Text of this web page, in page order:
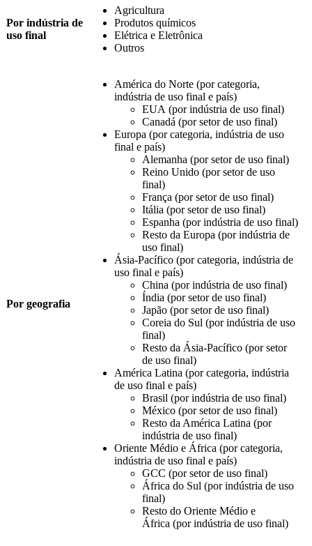
Por indústria de
uso final
Agricultura
Produtos químicos
Elétrica e Eletrônica
Outros
Por geografia
América do Norte (por categoria,
indústria de uso final e país)
EUA (por indústria de uso final)
Canadá (por setor de uso final)
Europa (por categoria, indústria de uso
final e país)
Alemanha (por setor de uso final)
Reino Unido (por setor de uso
final)
França (por setor de uso final)
Itália (por setor de uso final)
Espanha (por indústria de uso final)
Resto da Europa (por indústria de
uso final)
Ásia-Pacífico (por categoria, indústria de
uso final e país)
China (por indústria de uso final)
Índia (por setor de uso final)
Japão (por setor de uso final)
Coreia do Sul (por indústria de uso
final)
Resto da Ásia-Pacífico (por setor
de uso final)
América Latina (por categoria, indústria
de uso final e país)
Brasil (por indústria de uso final)
México (por setor de uso final)
Resto da América Latina (por
indústria de uso final)
Oriente Médio e África (por categoria,
indústria de uso final e país)
GCC (por setor de uso final)
África do Sul (por indústria de uso
final)
Resto do Oriente Médio e
África (por indústria de uso final)